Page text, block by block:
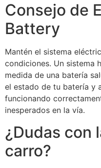
Consejo de
Battery
Mantén el sistema
condiciones. Un sistema
medida de una batería
el estado de tu batería y
funcionando
inesperados en la vía.
¿Dudas con
carro?